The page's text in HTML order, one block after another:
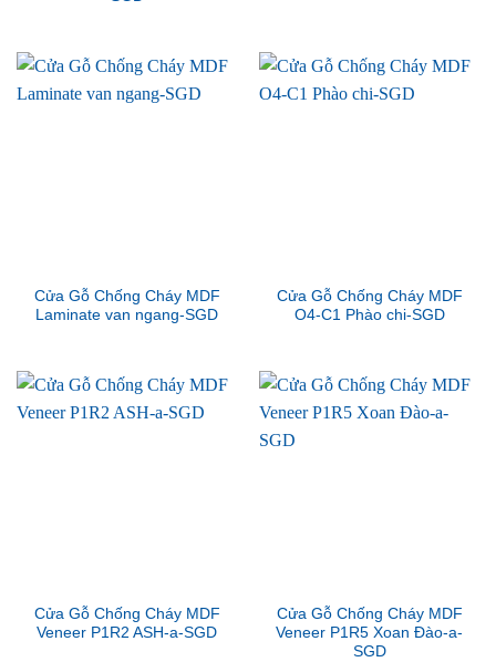
Cửa Gỗ Chống Cháy MDF
Laminate van ngang-SGD
Cửa Gỗ Chống Cháy MDF
O4-C1 Phào chi-SGD
Cửa Gỗ Chống Cháy MDF
Veneer P1R2 ASH-a-SGD
Cửa Gỗ Chống Cháy MDF
Veneer P1R5 Xoan Đào-a-
SGD